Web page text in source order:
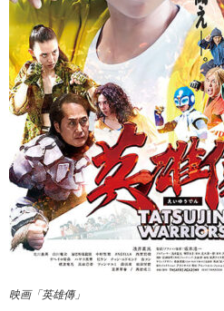
映画「英雄傳」